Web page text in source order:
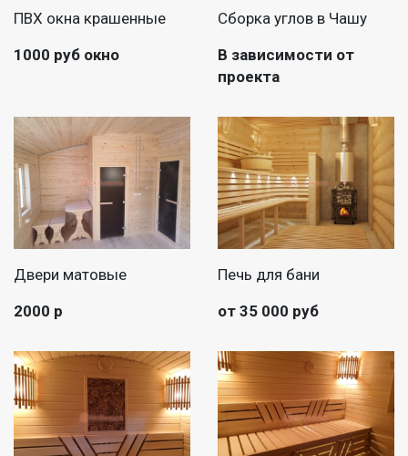
ПВХ окна крашенные
1000 руб окно
Сборка углов в Чашу
В зависимости от
проекта
Двери матовые
2000 р
Печь для бани
от 35 000 руб